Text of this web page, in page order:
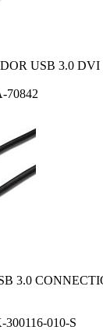
USB 3.0 DVI
70842
3.0
300116-010-S